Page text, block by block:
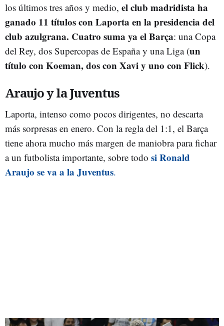
los últimos tres años y medio, el club madridista ha
ganado 11 títulos con Laporta en la presidencia del
club azulgrana. Cuatro suma ya el Barça: una Copa
del Rey, dos Supercopas de España y una Liga (un
título con Koeman, dos con Xavi y uno con Flick).
Araujo y la Juventus
Laporta, intenso como pocos dirigentes, no descarta
más sorpresas en enero. Con la regla del 1:1, el Barça
tiene ahora mucho más margen de maniobra para fichar
a un futbolista importante, sobre todo si Ronald
Araujo se va a la Juventus.